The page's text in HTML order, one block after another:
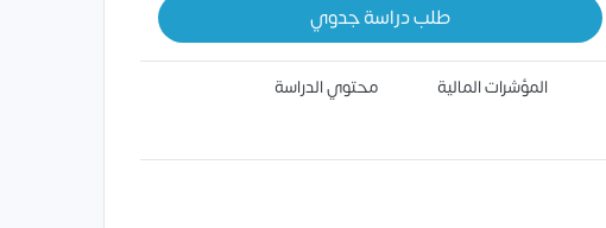
طلب دراسة جدوي
المؤشرات المالية
محتوي الدراسة